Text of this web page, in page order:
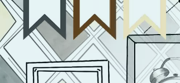
search